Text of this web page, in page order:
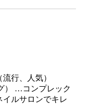
行、人気）
） …コンプレック
イルサロンでキレ